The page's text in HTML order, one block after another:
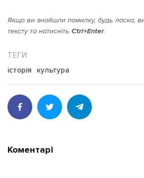
Якщо ви знайшли помилку, будь ласка,
тексту та натисніть Ctrl+Enter.
історія культура
Коментарі